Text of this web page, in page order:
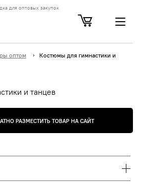
для оптовых закупок
оптом
Костюмы для гимнастики и
и танцев
РАЗМЕСТИТЬ ТОВАР НА САЙТ